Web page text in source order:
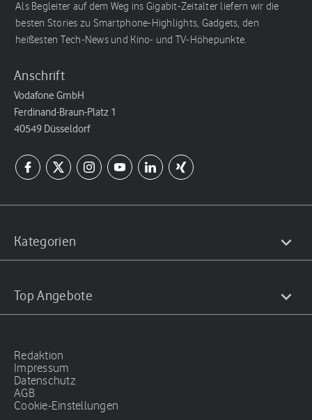
Als Begleiter auf dem Weg ins Gigabit-Zeitalter liefern wir die
besten Stories zu Smartphone-Highlights, Gadgets, den
heißesten Tech-News und Kino- und TV-Höhepunkte.
Anschrift
Vodafone GmbH
Ferdinand-Braun-Platz 1
40549 Düsseldorf
Kategorien
Top Angebote
Redaktion
Impressum
Datenschutz
AGB
Cookie-Einstellungen